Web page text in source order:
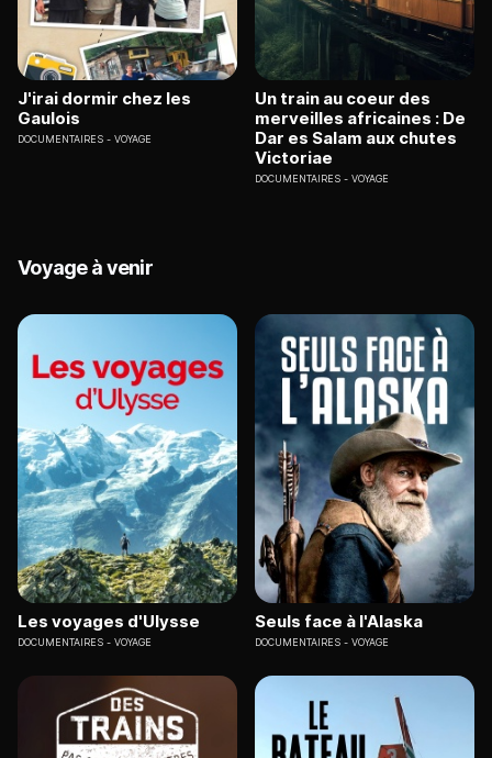
J'irai dormir chez les
Gaulois
DOCUMENTAIRES VOYAGE
Un train au coeur des
merveilles africaines : De
Dar es Salam aux chutes
Victoriae
DOCUMENTAIRES VOYAGE
Voyage à venir
Les voyages d'Ulysse
DOCUMENTAIRES VOYAGE
Seuls face à l'Alaska
DOCUMENTAIRES VOYAGE